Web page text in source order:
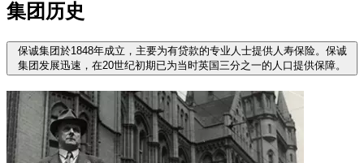
集团历史
保诚集团於1848年成立，主要为有贷款的专业人士提供人寿保险。保诚
集团发展迅速，在20世纪初期已为当时英国三分之一的人口提供保障。